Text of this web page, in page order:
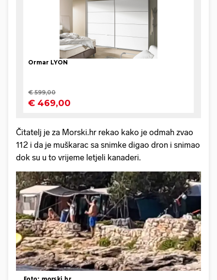
Čitatelj je za Morski.hr rekao kako je odmah zvao
112 i da je muškarac sa snimke digao dron i snimao
dok su u to vrijeme letjeli kanaderi.